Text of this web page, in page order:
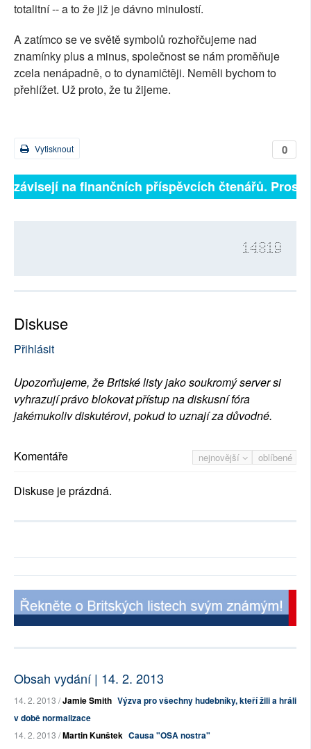
totalitní -- a to že již je dávno minulostí.
A zatímco se ve světě symbolů rozhořčujeme nad
znamínky plus a minus, společnost se nám proměňuje
zcela nenápadně, o to dynamičtěji. Neměli bychom to
přehlížet. Už proto, že tu žijeme.
0
Vytisknout
závisejí na finančních příspěvcích čtenářů.
14819
Diskuse
Přihlásit
Upozorňujeme, že Britské listy jako soukromý server si
vyhrazují právo blokovat přístup na diskusní fóra
jakémukoliv diskutérovi, pokud to uznají za důvodné.
nejnovější oblíbené
Komentáře
Diskuse je prázdná.
Obsah vydání | 14. 2. 2013
14. 2. 2013 /Jamie Smith Výzva pro všechny hudebníky, kteří žili a hráli
v době normalizace
14. 2. 2013 /Martin Kunštek Causa "OSA nostra"